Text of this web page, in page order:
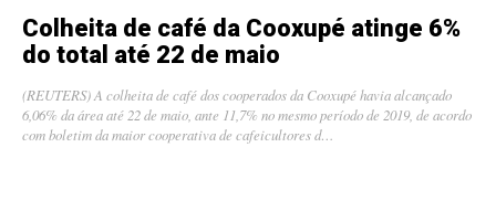
Colheita de café da Cooxupé atinge 6%
do total até 22 de maio
(REUTERS) A colheita de café dos cooperados da Cooxupé havia alcançado
6,06% da área até 22 de maio, ante 11,7% no mesmo período de 2019, de acordo
com boletim da maior cooperativa de cafeicultores d…